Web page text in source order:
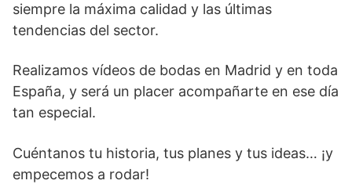
siempre la máxima calidad y las últimas
tendencias del sector.
Realizamos vídeos de bodas en Madrid y en toda
España, y será un placer acompañarte en ese día
tan especial.
Cuéntanos tu historia, tus planes y tus ideas… ¡y
empecemos a rodar!